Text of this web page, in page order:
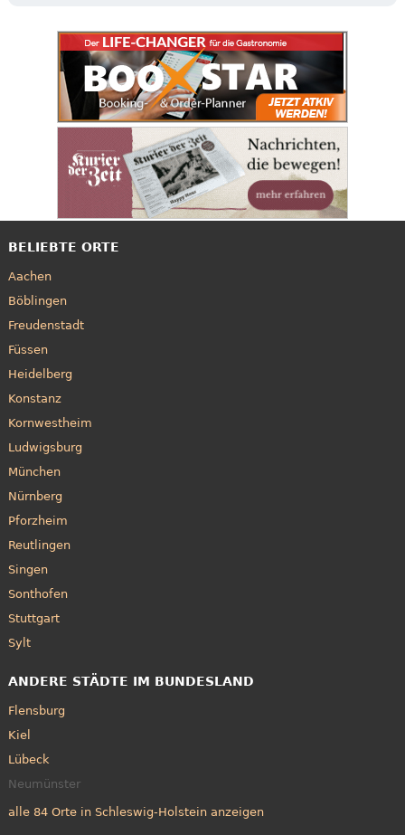
BELIEBTE ORTE
Aachen
Böblingen
Freudenstadt
Füssen
Heidelberg
Konstanz
Kornwestheim
Ludwigsburg
München
Nürnberg
Pforzheim
Reutlingen
Singen
Sonthofen
Stuttgart
Sylt
ANDERE STÄDTE IM BUNDESLAND
Flensburg
Kiel
Lübeck
Neumünster
alle 84 Orte in Schleswig-Holstein anzeigen